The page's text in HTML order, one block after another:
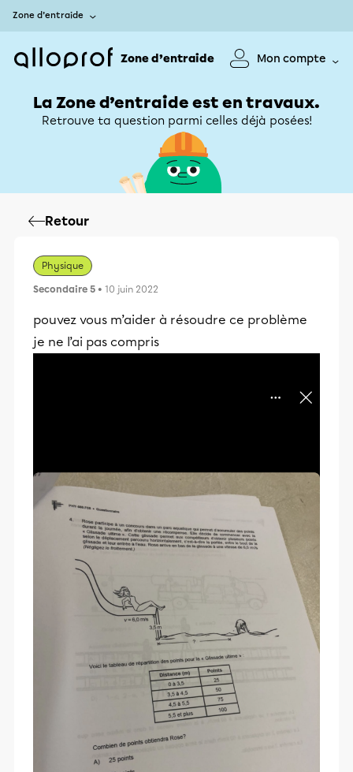
Zone d’entraide
Zone d’entraide Mon compte
La Zone d’entraide est en travaux.
Retrouve ta question parmi celles déjà posées!
Retour
Physique
Secondaire 5 • 10 juin 2022
pouvez vous m’aider à résoudre ce problème
je ne l’ai pas compris